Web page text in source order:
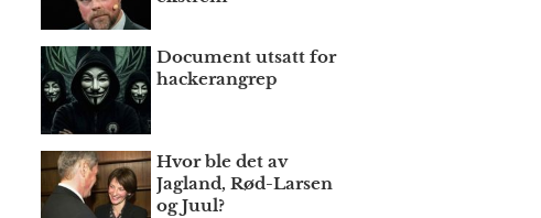
Document utsatt for
hackerangrep
Hvor ble det av
Jagland, Rød-Larsen
og Juul?